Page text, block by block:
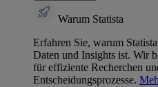
Warum Statista
Erfahren Sie, warum
Daten und Insights ist. Wir
für effiziente Recherchen
Entscheidungsprozesse.